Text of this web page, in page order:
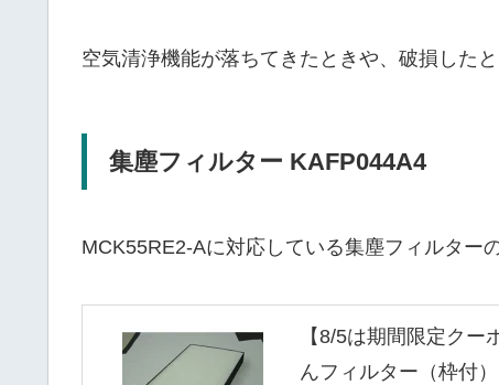
空気清浄機能が落ちてきたときや、破損したと
集塵フィルター KAFP044A4
MCK55RE2-Aに対応している集塵フィルター
【8/5は期間限定ク
んフィルター（枠付